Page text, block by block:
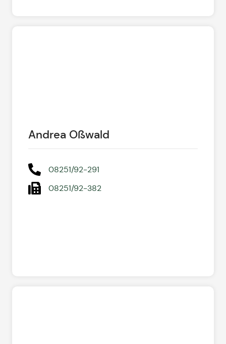
Andrea Oßwald
08251/92-291
08251/92-382